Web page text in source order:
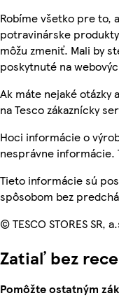
Robíme všetko pre to,
potravinárske
môžu zmeniť. Mali by
poskytnuté na
Ak máte nejaké otázky
na Tesco zákaznícky
Hoci informácie o
nesprávne informácie.
Tieto informácie sú
spôsobom bez
© TESCO STORES SR,
Zatiaľ bez
Pomôžte ostatným